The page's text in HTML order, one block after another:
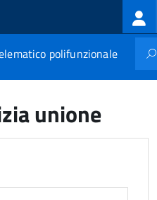
polifunzionale
unione